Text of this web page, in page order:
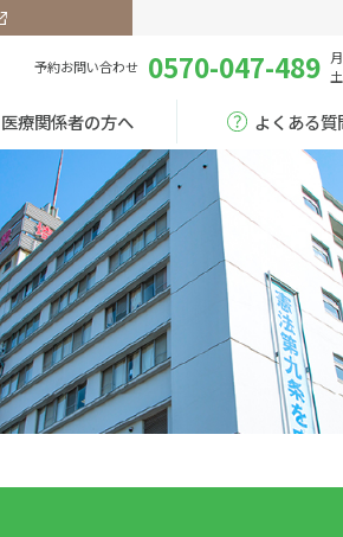
予約お問い合わせ 0570-047-489
医療関係者の方へ よくある質